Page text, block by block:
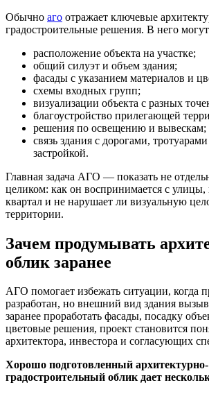
Обычно аго отражает ключевые
градостроительные решения. В него
расположение объекта на участке;
общий силуэт и объем здания;
фасады с указанием материалов и
схемы входных групп;
визуализации объекта с разных
благоустройство прилегающей
решения по освещению и вывескам;
связь здания с дорогами,
застройкой.
Главная задача АГО — показать не
целиком: как он воспринимается с улицы,
квартал и не нарушает ли визуальную
территории.
Зачем продумывать
облик заранее
АГО помогает избежать ситуации, когда
разработан, но внешний вид здания
заранее проработать фасады, посадку
цветовые решения, проект становится
архитектора, инвестора и согласующих
Хорошо подготовленный архитектурно-
градостроительный облик дает